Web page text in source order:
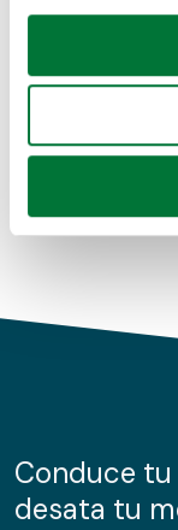
Si lo permite,
Recopilar
Identificar
para buscar
Obtenga más
de cookies.
información
nuestros
Coches de
Coches de km0
Conduce
desata tu